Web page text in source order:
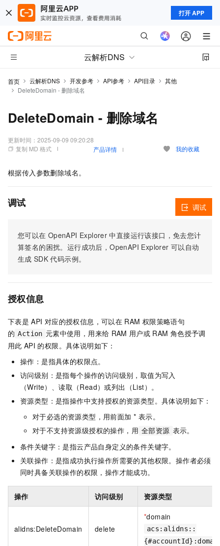
打开 APP
云解析DNS
首页 云解析DNS 开发参考 API参考 API目录
其他
DeleteDomain - 删除域名
DeleteDomain - 删除域名
更新时间： 2025-09-09 09:20:28
复制 MD 格式
产品详情 我的收藏
根据传入参数删除域名。
调试
您可以在 OpenAPI Explorer 中直接运行该接口，免去您计
算签名的困扰。运行成功后，OpenAPI Explorer 可以自动
生成 SDK 代码示例。
调试
授权信息
下表是 API 对应的授权信息，可以在 RAM 权限策略语句
的 Action 元素中使用，用来给 RAM 用户或 RAM 角色授予调
用此 API 的权限。具体说明如下：
操作：是指具体的权限点。
访问级别：是指每个操作的访问级别，取值为写入
（Write）、读取（Read）或列出（List）。
资源类型：是指操作中支持授权的资源类型。具体说明如下：
对于必选的资源类型，用前面加 * 表示。
对于不支持资源级授权的操作，用 全部资源 表示。
条件关键字：是指云产品自身定义的条件关键字。
关联操作：是指成功执行操作所需要的其他权限。操作者必须
同时具备关联操作的权限，操作才能成功。
操作 访问级别 资源类型
alidns:DeleteDomain delete
*domain
acs:alidns::